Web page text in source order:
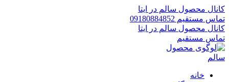
کانال محصول سالم در ایتا
تماس مستقیم 09180884852
کانال محصول سالم در ایتا
تماس مستقیم
خانه